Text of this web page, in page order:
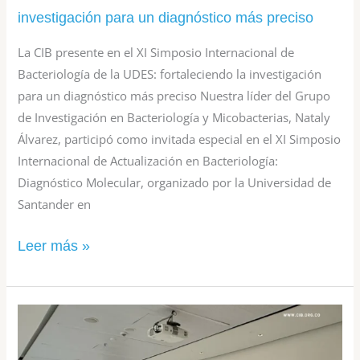
investigación para un diagnóstico más preciso
La CIB presente en el XI Simposio Internacional de
Bacteriología de la UDES: fortaleciendo la investigación
para un diagnóstico más preciso Nuestra líder del Grupo
de Investigación en Bacteriología y Micobacterias, Nataly
Álvarez, participó como invitada especial en el XI Simposio
Internacional de Actualización en Bacteriología:
Diagnóstico Molecular, organizado por la Universidad de
Santander en
investigación
un
diagnóstico
más
preciso
Leer más »
CIB